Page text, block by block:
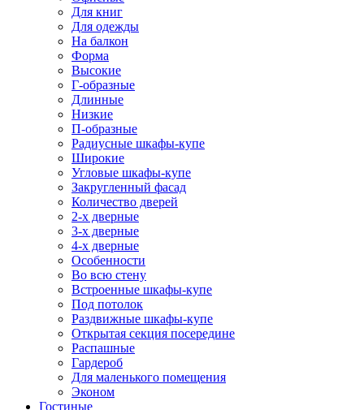
Для книг
Для одежды
На балкон
Форма
Высокие
Г-образные
Длинные
Низкие
П-образные
Радиусные шкафы-купе
Широкие
Угловые шкафы-купе
Закругленный фасад
Количество дверей
2-х дверные
3-х дверные
4-х дверные
Особенности
Во всю стену
Встроенные шкафы-купе
Под потолок
Раздвижные шкафы-купе
Открытая секция посередине
Распашные
Гардероб
Для маленького помещения
Эконом
Гостиные